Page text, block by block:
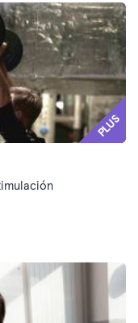
PLUS